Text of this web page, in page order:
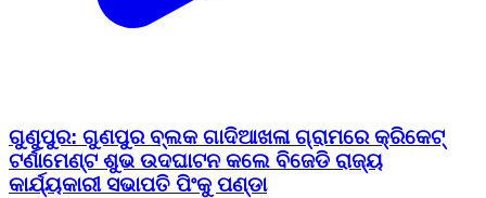
ଗୁଣୁପୁର: ଗୁଣପୁର ବ୍ଲକ ଗାଦିଆଖଳା ଗ୍ରାମରେ କ୍ରିକେଟ୍
ଟର୍ଣାମେଣ୍ଟ ଶୁଭ ଉଦଘାଟନ କଲେ ବିଜେଡି ରାଜ୍ୟ
କାର୍ଯ୍ୟକାରୀ ସଭାପତି ପିଂକୁ ପଣ୍ଡା